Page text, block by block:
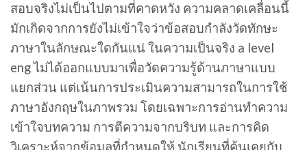
สอบจริงไม่เป็นไปตามที่คาดหวัง ความคลาดเคลื่อนนี้
มักเกิดจากการยังไม่เข้าใจว่าข้อสอบกำลังวัดทักษะ
ภาษาในลักษณะใดกันแน่ ในความเป็นจริง a level
eng ไม่ได้ออกแบบมาเพื่อวัดความรู้ด้านภาษาแบบ
แยกส่วน แต่เน้นการประเมินความสามารถในการใช้
ภาษาอังกฤษในภาพรวม โดยเฉพาะการอ่านทำความ
เข้าใจบทความ การตีความจากบริบท และการคิด
วิเคราะห์จากข้อมูลที่กำหนดให้ นักเรียนที่คุ้นเคยกับ